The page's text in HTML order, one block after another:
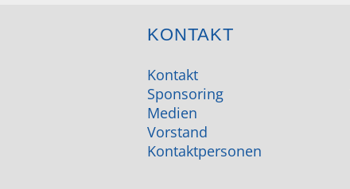
KONTAKT
Kontakt
Sponsoring
Medien
Vorstand
Kontaktpersonen